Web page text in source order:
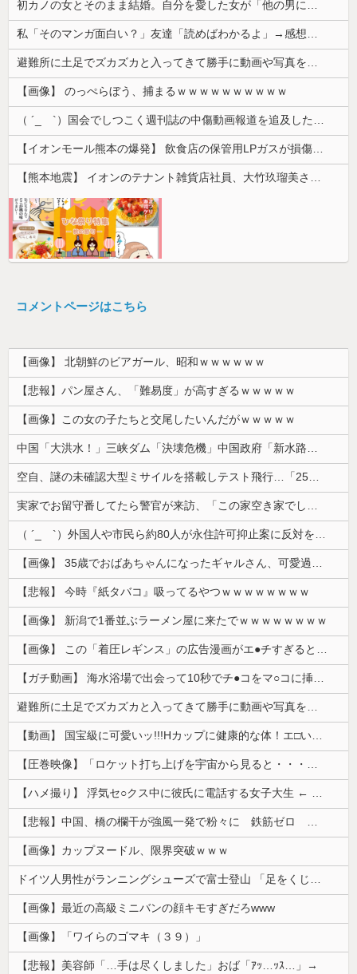
【画像】 のっぺらぼう、捕まるｗｗｗｗｗｗｗｗｗｗ
コメントページはこちら
【画像】 北朝鮮のビアガール、昭和ｗｗｗｗｗｗ
【悲報】パン屋さん、「難易度」が高すぎるｗｗｗｗｗ
【画像】この女の子たちと交尾したいんだがｗｗｗｗｗ
中国「大洪水！」三峡ダム「決壊危機」中国政府「新水路建設！（三峡新水路」現場職員「内部情報公開！（失踪」湖南省「三峡放流情報（画像」台風13号「...
空自、謎の未確認大型ミサイルを搭載しテスト飛行…「25式地対艦誘導弾」空中発射型が初めて姿を見せた！
実家でお留守番してたら警官が来訪、「この家空き家でしたよね？」と問いかけてくるが実際は30年ほど住んでおり……
（ ´_ゝ`）外国人や市民ら約80人が永住許可抑止案に反対を訴え「選別、差別の作業」「国会審議も経ずいきなり厳格化する国に誰が来ますか！」「今す...
【画像】 35歳でおばあちゃんになったギャルさん、可愛過ぎて嫉妬不可避w w w w w w w w w w w
【悲報】 今時『紙タバコ』吸ってるやつｗｗｗｗｗｗｗｗ
【画像】 新潟で1番並ぶラーメン屋に来たでｗｗｗｗｗｗｗｗ
【画像】 この「着圧レギンス」の広告漫画がエ●チすぎると話題に
【ガチ動画】 海水浴場で出会って10秒でチ●コをマ○コに挿入させてくれるギャル、いたｗｗｗ
避難所に土足でズカズカと入ってきて勝手に動画や写真を撮影したメディア取材陣、挙句の果てに要求してきたのは……
【動画】 国宝級に可愛いッ!!!Hカップに健康的な体！エ□い！乳首からマ●コまで見えているよ 笑
【圧巻映像】「ロケット打ち上げを宇宙から見ると・・・」の動画が衝撃的
【ハメ撮り】 浮気セ○クス中に彼氏に電話する女子大生 ← これを現実にやる子が現れる…
【悲報】中国、橋の欄干が強風一発で粉々に 鉄筋ゼロ 当局「接着剤でくっつけただけ」「正常で、品質問題はない」
【画像】カップヌードル、限界突破ｗｗｗ
ドイツ人男性がランニングシューズで富士登山 「足をくじいて動けない」
【画像】最近の高級ミニバンの顔キモすぎだろwww
【画像】「ワイらのゴマキ（３９）」
【悲報】美容師「…手は尽くしました」おば「ｱｯ…ｯｽ…」→